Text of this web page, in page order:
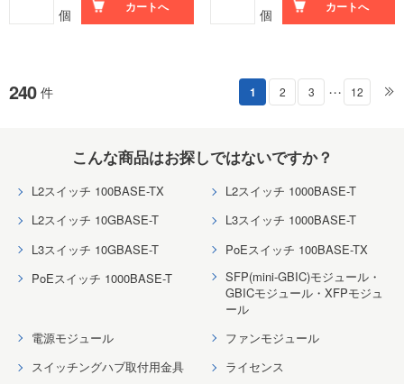
個 カートへ 個 カートへ
240 件 1 2 3 ・・・ 12
こんな商品はお探しではないですか？
L2スイッチ 100BASE-TX
L2スイッチ 1000BASE-T
L2スイッチ 10GBASE-T
L3スイッチ 1000BASE-T
L3スイッチ 10GBASE-T
PoEスイッチ 100BASE-TX
PoEスイッチ 1000BASE-T
SFP(mini-GBIC)モジュール・
GBICモジュール・XFPモジュ
ール
電源モジュール
ファンモジュール
スイッチングハブ取付用金具
ライセンス